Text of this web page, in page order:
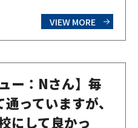
由などを伺ってき
した経緯を…
VIEW MORE
ー：Nさん】毎
っていますが、
にして良かっ